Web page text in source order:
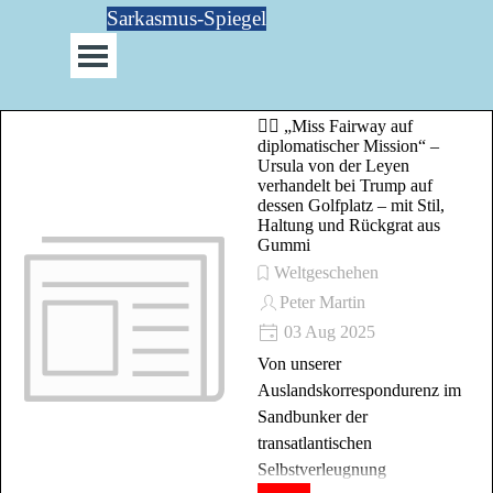
Direkt zum SeiteninhaltSarkasmus-Spiegel
Menü überspringen
🏌️‍♀️ „Miss Fairway auf
diplomatischer Mission“ –
Ursula von der Leyen
verhandelt bei Trump auf
dessen Golfplatz – mit Stil,
Haltung und Rückgrat aus
Gummi
Weltgeschehen
Peter Martin
03 Aug 2025
Von unserer
Auslandskorrespondurenz im
Sandbunker der
transatlantischen
Selbstverleugnung